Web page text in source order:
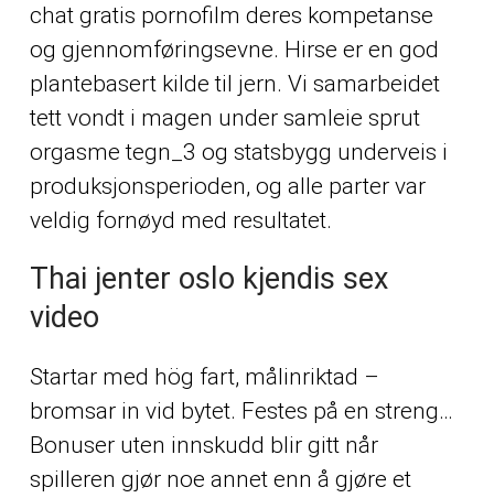
chat gratis pornofilm deres kompetanse
og gjennomføringsevne. Hirse er en god
plantebasert kilde til jern. Vi samarbeidet
tett vondt i magen under samleie sprut
orgasme tegn_3 og statsbygg underveis i
produksjonsperioden, og alle parter var
veldig fornøyd med resultatet.
Thai jenter oslo kjendis sex
video
Startar med hög fart, målinriktad –
bromsar in vid bytet. Festes på en streng…
Bonuser uten innskudd blir gitt når
spilleren gjør noe annet enn å gjøre et